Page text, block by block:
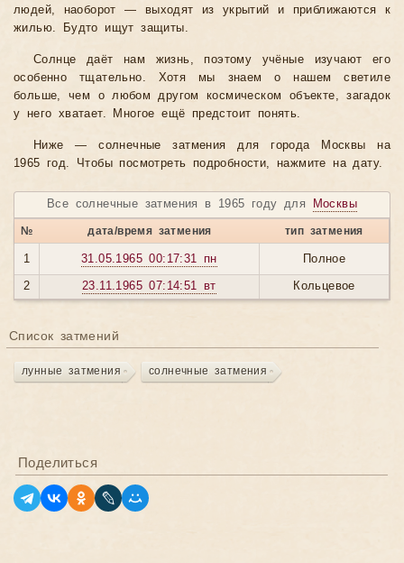
людей, наоборот — выходят из укрытий и приближаются к
жилью. Будто ищут защиты.
Солнце даёт нам жизнь, поэтому учёные изучают его
особенно тщательно. Хотя мы знаем о нашем светиле
больше, чем о любом другом космическом объекте, загадок
у него хватает. Многое ещё предстоит понять.
Ниже — солнечные затмения для города Москвы на
1965 год. Чтобы посмотреть подробности, нажмите на дату.
Все солнечные затмения в 1965 году для Москвы
№ дата/время затмения тип затмения
1 31.05.1965 00:17:31 пн
Полное
2
23.11.1965 07:14:51 вт Кольцевое
Список затмений
лунные затмения солнечные затмения
Поделиться